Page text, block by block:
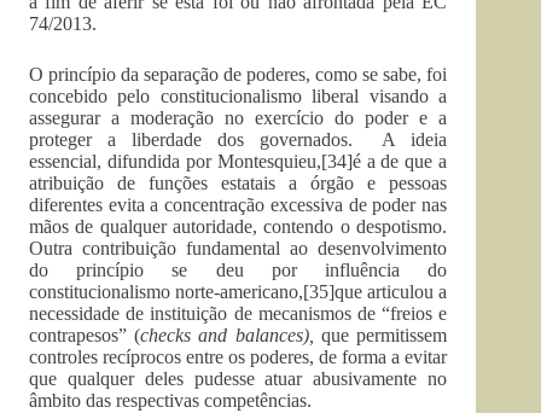
74/2013.
O princípio da separação de poderes, como se sabe, foi
concebido pelo constitucionalismo liberal visando a
assegurar a moderação no exercício do poder e a
proteger a liberdade dos governados. A ideia
essencial, difundida por Montesquieu,[34]é a de que a
atribuição de funções estatais a órgão e pessoas
diferentes evita a concentração excessiva de poder nas
mãos de qualquer autoridade, contendo o despotismo.
Outra contribuição fundamental ao desenvolvimento
do princípio se deu por influência do
constitucionalismo norte-americano,[35]que articulou a
necessidade de instituição de mecanismos de “freios e
contrapesos” (checks and balances), que permitissem
controles recíprocos entre os poderes, de forma a evitar
que qualquer deles pudesse atuar abusivamente no
âmbito das respectivas competências.